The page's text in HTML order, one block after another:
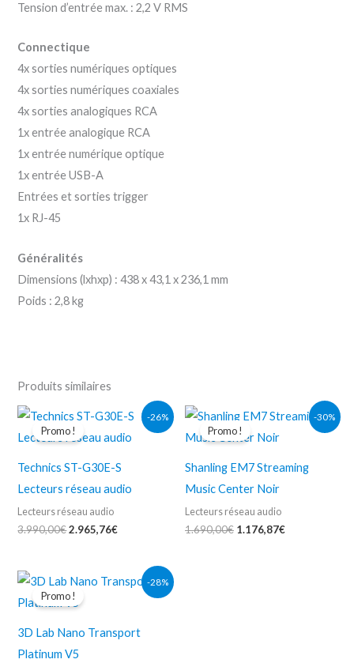
Tension d’entrée max. : 2,2 V RMS
Connectique
4x sorties numériques optiques
4x sorties numériques coaxiales
4x sorties analogiques RCA
1x entrée analogique RCA
1x entrée numérique optique
1x entrée USB-A
Entrées et sorties trigger
1x RJ-45
Généralités
Dimensions (lxhxp) : 438 x 43,1 x 236,1 mm
Poids : 2,8 kg
Produits similaires
-26%
Promo !
Technics ST-G30E-S
Lecteurs réseau audio
Lecteurs réseau audio
3.990,00€
Le
prix
initial
3.990,00€.
2.965,76€
Le
prix
actuel
2.965,76€.
-30%
Promo !
Shanling EM7 Streaming
Music Center Noir
Lecteurs réseau audio
1.690,00€
Le
prix
initial
1.690,00€.
1.176,87€
prix
1.176,87€.
-28%
Promo !
3D Lab Nano Transport
Platinum V5
Le
prix
initial
1.990,00€.
prix
1.425,67€.